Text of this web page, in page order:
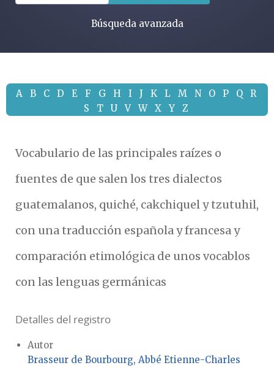
Búsqueda avanzada
A B C D E F G H I J K L M N O P Q
R
S
T U V W X Y Z
Vocabulario de las principales raízes o
fuentes de que salen los tres dialectos
guatemalanos, quiché, cakchiquel y tzutuhil,
con una traducción española y francesa y
comparación etimológica de unos vocablos
con las lenguas germánicas
Detalles del registro
Autor
Brasseur de Bourbourg, Abbé Etienne-Charles